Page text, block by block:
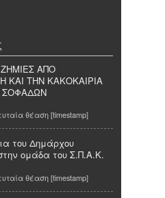
ΑΠΟ
ΚΑΙ ΤΗΝ ΚΑΚΟΚΑΙΡΙΑ
θέαση [timestamp]
του Δημάρχου
ομάδα του Σ.Π.Α.Κ.
θέαση [timestamp]